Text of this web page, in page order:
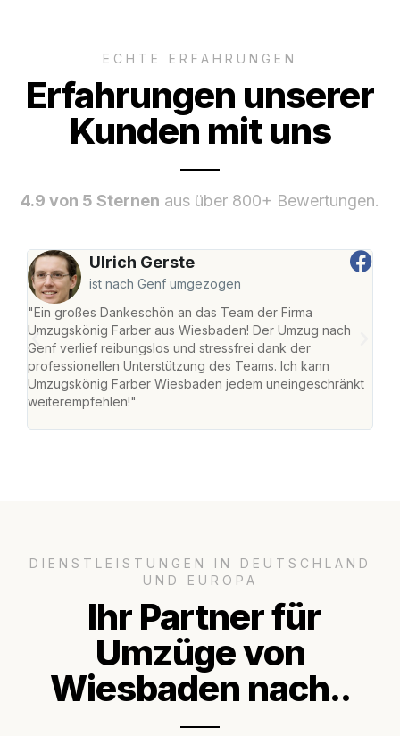
ECHTE ERFAHRUNGEN
Erfahrungen unserer
Kunden mit uns
4.9 von 5 Sternen aus über 800+ Bewertungen.
Ulrich Gerste
ist nach Genf umgezogen
"Ein großes Dankeschön an das Team der Firma
Umzugskönig Farber aus Wiesbaden! Der Umzug nach
Genf verlief reibungslos und stressfrei dank der
professionellen Unterstützung des Teams. Ich kann
Umzugskönig Farber Wiesbaden jedem uneingeschränkt
weiterempfehlen!"
DIENSTLEISTUNGEN IN DEUTSCHLAND
UND EUROPA
Ihr Partner für
Umzüge von
Wiesbaden nach..